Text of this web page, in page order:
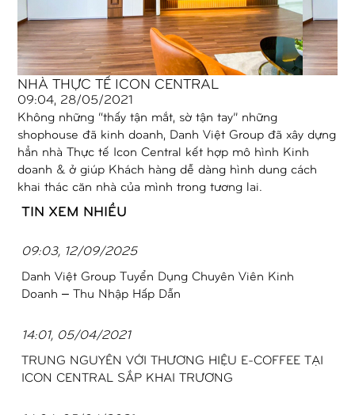
NHÀ THỰC TẾ ICON CENTRAL
09:04, 28/05/2021
Không những “thấy tận mắt, sờ tận tay” những
shophouse đã kinh doanh, Danh Việt Group đã xây dựng
hẳn nhà Thực tế Icon Central kết hợp mô hình Kinh
doanh & ở giúp Khách hàng dễ dàng hình dung cách
khai thác căn nhà của mình trong tương lai.
TIN XEM NHIỀU
09:03, 12/09/2025
Danh Việt Group Tuyển Dụng Chuyên Viên Kinh
Doanh – Thu Nhập Hấp Dẫn
14:01, 05/04/2021
TRUNG NGUYÊN VỚI THƯƠNG HIỆU E-COFFEE TẠI
ICON CENTRAL SẮP KHAI TRƯƠNG